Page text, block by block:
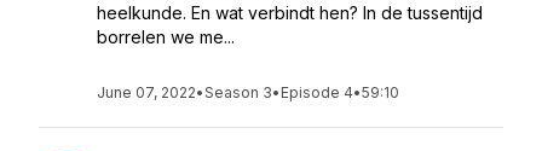
heelkunde. En wat verbindt hen? In de tussentijd
borrelen we me...
June 07, 2022•Season 3• Episode 4•59:10